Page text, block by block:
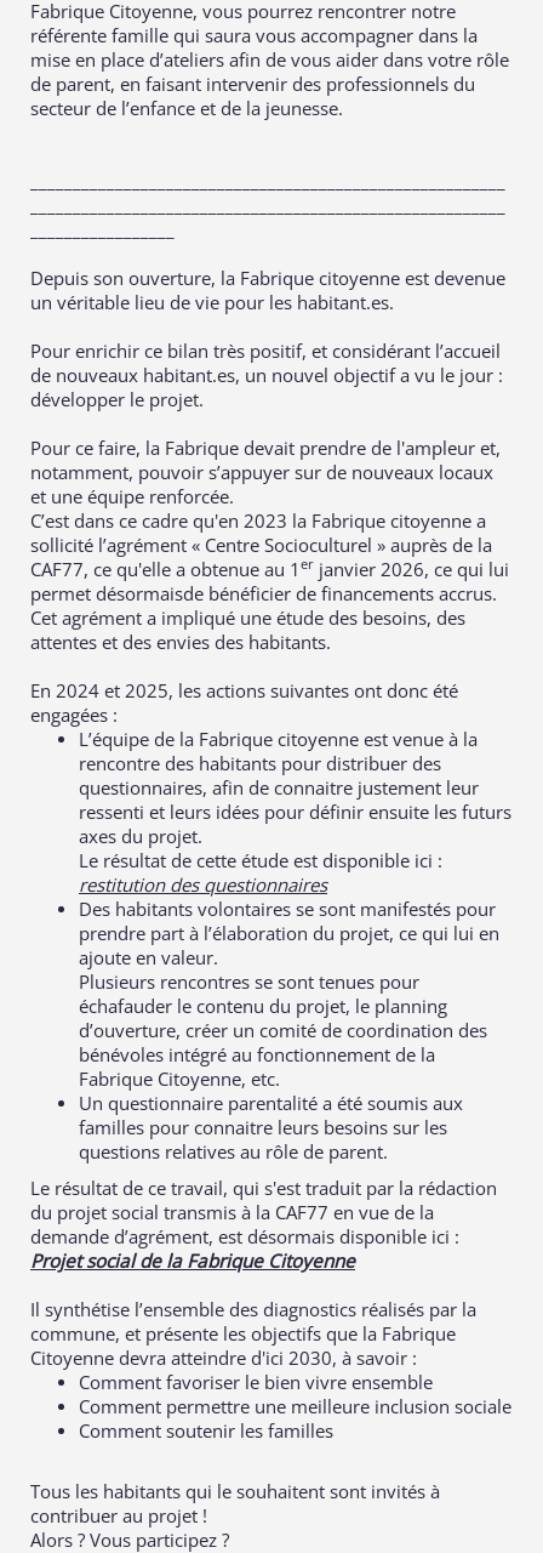
Fabrique Citoyenne, vous pourrez rencontrer notre
référente famille qui saura vous accompagner dans la
mise en place d’ateliers afin de vous aider dans votre rôle
de parent, en faisant intervenir des professionnels du
secteur de l’enfance et de la jeunesse.
Depuis son ouverture, la Fabrique citoyenne est devenue
un véritable lieu de vie pour les habitant.es.
Pour enrichir ce bilan très positif, et considérant l’accueil
de nouveaux habitant.es, un nouvel objectif a vu le jour :
développer le projet.
Pour ce faire, la Fabrique devait prendre de l'ampleur et,
notamment, pouvoir s’appuyer sur de nouveaux locaux
et une équipe renforcée.
C’est dans ce cadre qu'en 2023 la Fabrique citoyenne a
sollicité l’agrément « Centre Socioculturel » auprès de la
CAF77, ce qu'elle a obtenue au 1 er janvier 2026, ce qui lui
permet désormaisde bénéficier de financements accrus.
Cet agrément a impliqué une étude des besoins, des
attentes et des envies des habitants.
En 2024 et 2025, les actions suivantes ont donc été
engagées :
L’équipe de la Fabrique citoyenne est venue à la
rencontre des habitants pour distribuer des
questionnaires, afin de connaitre justement leur
ressenti et leurs idées pour définir ensuite les futurs
axes du projet.
Le résultat de cette étude est disponible ici :
restitution des questionnaires
Des habitants volontaires se sont manifestés pour
prendre part à l’élaboration du projet, ce qui lui en
ajoute en valeur.
Plusieurs rencontres se sont tenues pour
échafauder le contenu du projet, le planning
d’ouverture, créer un comité de coordination des
bénévoles intégré au fonctionnement de la
Fabrique Citoyenne, etc.
Un questionnaire parentalité a été soumis aux
familles pour connaitre leurs besoins sur les
questions relatives au rôle de parent.
Le résultat de ce travail, qui s'est traduit par la rédaction
du projet social transmis à la CAF77 en vue de la
demande d’agrément, est désormais disponible ici :
Projet social de la Fabrique Citoyenne
Il synthétise l’ensemble des diagnostics réalisés par la
commune, et présente les objectifs que la Fabrique
Citoyenne devra atteindre d'ici 2030, à savoir :
Comment favoriser le bien vivre ensemble
Comment permettre une meilleure inclusion sociale
Comment soutenir les familles
Tous les habitants qui le souhaitent sont invités à
contribuer au projet !
Alors ? Vous participez ?